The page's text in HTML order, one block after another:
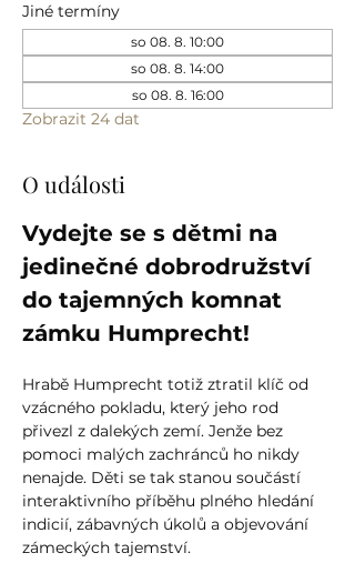
Jiné termíny
so 08. 8. 10:00
so 08. 8. 14:00
so 08. 8. 16:00
Zobrazit 24 dat
O události
Vydejte se s dětmi na
jedinečné dobrodružství
do tajemných komnat
zámku Humprecht!
Hrabě Humprecht totiž ztratil klíč od
vzácného pokladu, který jeho rod
přivezl z dalekých zemí. Jenže bez
pomoci malých zachránců ho nikdy
nenajde. Děti se tak stanou součástí
interaktivního příběhu plného hledání
indicií, zábavných úkolů a objevování
zámeckých tajemství.